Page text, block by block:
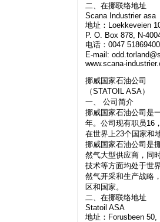
二、在挪联络地址
Scana Industrier asa
地址：Loekkeveien
P. O. Box 878, N-
电话：0047
E-mail:
www.scana-
挪威国家石油公司
（STATOIL ASA）
一、 公司简介
挪威国家石油公司是
年。公司现有职员16
在世界上23个国家和
挪威国家石油公司是
然气大型供应商，同
技术等方面均处于世
然气开采和生产战略
区和国家。
二、在挪联络地址
Statoil ASA
地址：Forusbeen 50,